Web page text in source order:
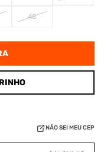
48
NÃO SEI MEU CEP